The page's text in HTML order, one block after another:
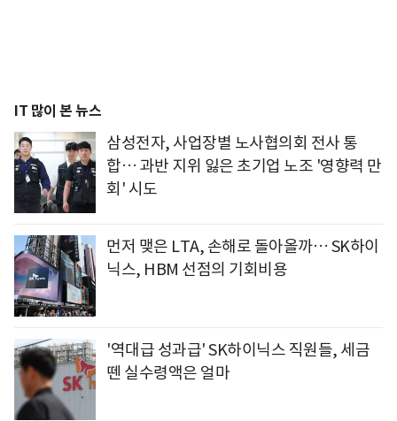
IT 많이 본 뉴스
삼성전자, 사업장별 노사협의회 전사 통
합… 과반 지위 잃은 초기업 노조 '영향력 만
회' 시도
먼저 맺은 LTA, 손해로 돌아올까… SK하이
닉스, HBM 선점의 기회비용
'역대급 성과급' SK하이닉스 직원들, 세금
뗀 실수령액은 얼마